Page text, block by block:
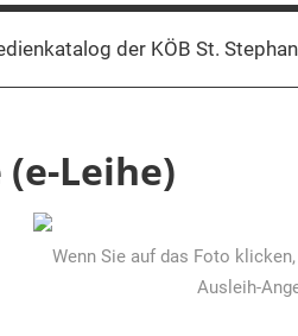
der KÖB St.
Leihe)
Wenn Sie auf das Foto
Ausleih-